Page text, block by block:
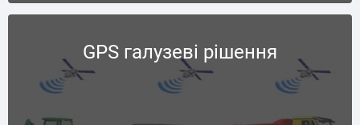
GPS галузеві рішення